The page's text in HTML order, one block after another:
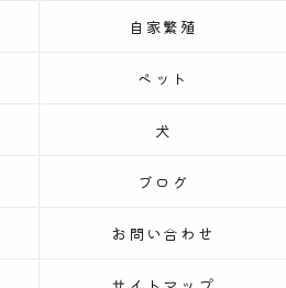
自家繁殖
ペット
犬
ブログ
お問い合わせ